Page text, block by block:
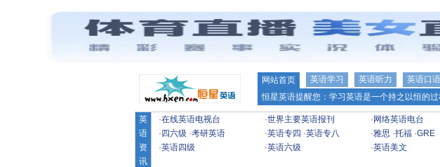
网站首页 英语学习 英语听力 英语口语
恒星英语提醒您：学习英语是一个持之以恒的
英
语
资
讯
·在线英语电视台 ·世界主要英语报刊 · 网络英语电台
· 四六级 ·考研英语 ·英语专四 ·英语专八 ·雅思 ·托福 ·GRE
·英语四级 ·英语六级 ·英语美文